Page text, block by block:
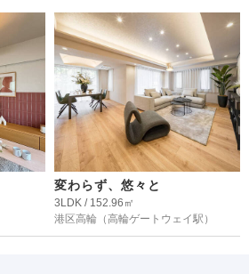
変わらず、悠々と
3LDK / 152.96㎡
港区高輪 （高輪ゲートウェイ駅）